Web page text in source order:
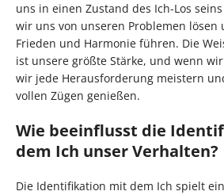
uns in einen Zustand des Ich-Los
wir uns von unseren Problemen lösen
Frieden und Harmonie führen. Die
ist unsere größte Stärke, und wenn
wir jede Herausforderung meistern
vollen Zügen genießen.
Wie beeinflusst die
dem Ich unser Verhalten?
Die Identifikation mit dem Ich spielt